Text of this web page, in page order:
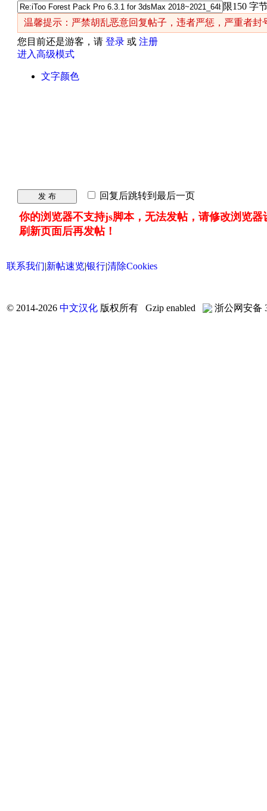
限150 字
温馨提示：严禁胡乱恶意回复帖子，违者严惩，严重者封
您目前还是游客，请 登录 或 注册
进入高级模式
文字颜色
发 布 回复后跳转到最后一页
你的浏览器不支持js脚本，无法发帖，请修改浏览器
刷新页面后再发帖！
联系我们|新帖速览|银行|清除Cookies
© 2014-2026 中文汉化 版权所有 Gzip enabled 浙公网安备